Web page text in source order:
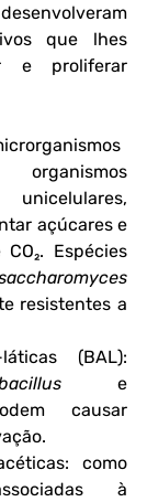
que lhes
e proliferar
açúcares e
Espécies
resistentes a
(BAL):
causar
à